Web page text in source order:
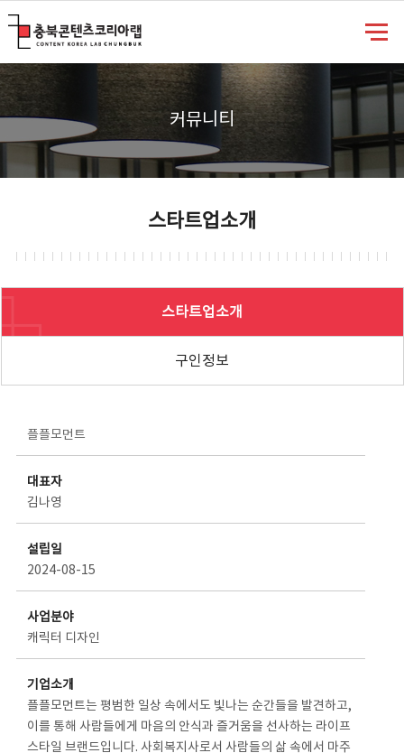
커뮤니티
스타트업소개
스타트업소개
구인정보
플플모먼트
대표자
김나영
설립일
2024-08-15
사업분야
캐릭터 디자인
기업소개
플플모먼트는 평범한 일상 속에서도 빛나는 순간들을 발견하고,
이를 통해 사람들에게 마음의 안식과 즐거움을 선사하는 라이프
스타일 브랜드입니다. 사회복지사로서 사람들의 삶 속에서 마주